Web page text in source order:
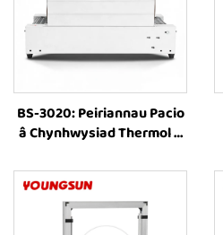
BS-3020: Peiriannau Pacio
â Chynhwysiad Thermol â
Cynllunio â Chynhwysiad
Thermol, Peiriannau Pacio
Masnachol ar gyfer Fferm